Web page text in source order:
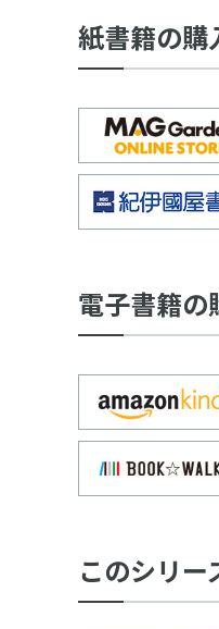
紙書籍の購
電子書籍の
このシリー